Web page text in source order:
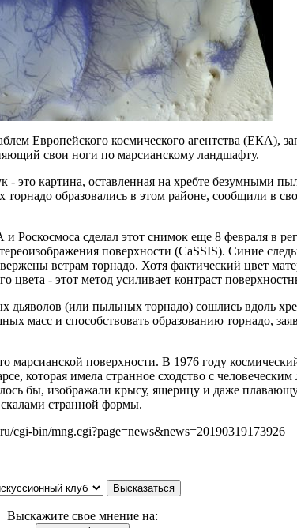
Европейского космического агентства (ЕКА),
свои ноги по марсианскому ландшафту.
- это картина, оставленная на хребте безумными
образовались в этом районе, сообщили в
Роскосмоса сделал этот снимок еще 8 февраля в
поверхности (CaSSIS). Синие
ветрам торнадо. Хотя фактический цвет
цвета - этот метод усиливает контраст
дьяволов (или пыльных торнадо) сошлись вдоль
масс и способствовать образованию торнадо,
марсианской поверхности. В 1976 году
которая имела странное сходство с
бы, изображали крысу, ящерицу и даже
скалами странной формы.
cgi-bin/mng.cgi?page=news&news=20190319173926
Выскажите свое мнение на: